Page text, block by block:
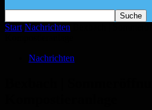
Start Nachrichten
Nachrichten